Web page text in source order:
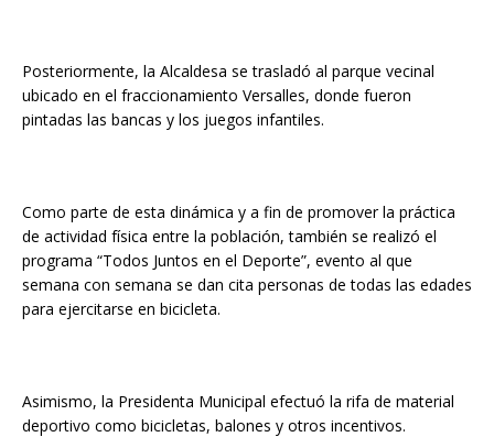
Posteriormente, la Alcaldesa se trasladó al parque vecinal
ubicado en el fraccionamiento Versalles, donde fueron
pintadas las bancas y los juegos infantiles.
Como parte de esta dinámica y a fin de promover la práctica
de actividad física entre la población, también se realizó el
programa “Todos Juntos en el Deporte”, evento al que
semana con semana se dan cita personas de todas las edades
para ejercitarse en bicicleta.
Asimismo, la Presidenta Municipal efectuó la rifa de material
deportivo como bicicletas, balones y otros incentivos.